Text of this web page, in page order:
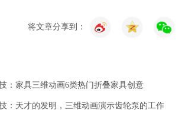
将文章分享到：
：家具三维动画6类热门折叠家具创意
：天才的发明，三维动画演示齿轮泵的工作